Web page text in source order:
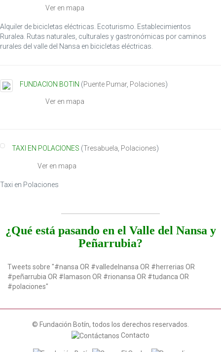
Ver en mapa
Alquiler de bicicletas eléctricas. Ecoturismo. Establecimientos
Ruralea. Rutas naturales, culturales y gastronómicas por caminos
rurales del valle del Nansa en bicicletas eléctricas.
FUNDACION BOTIN (Puente Pumar, Polaciones)
Ver en mapa
TAXI EN POLACIONES (Tresabuela, Polaciones)
Ver en mapa
Taxi en Polaciones
¿Qué está pasando en el Valle del Nansa y
Peñarrubia?
Tweets sobre "#nansa OR #valledelnansa OR #herrerias OR
#peñarrubia OR #lamason OR #rionansa OR #tudanca OR
#polaciones"
© Fundación Botín, todos los derechos reservados.
Contacto